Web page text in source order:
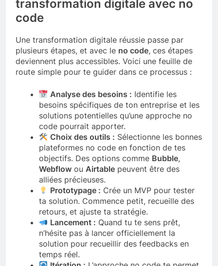
transformation digitale avec no
code
Une transformation digitale réussie passe par
plusieurs étapes, et avec le no code, ces étapes
deviennent plus accessibles. Voici une feuille de
route simple pour te guider dans ce processus :
Analyse des besoins : Identifie les
besoins spécifiques de ton entreprise et les
solutions potentielles qu’une approche no
code pourrait apporter.
Choix des outils : Sélectionne les bonnes
plateformes no code en fonction de tes
objectifs. Des options comme Bubble,
Webflow ou Airtable peuvent être des
alliées précieuses.
Prototypage : Crée un MVP pour tester
ta solution. Commence petit, recueille des
retours, et ajuste ta stratégie.
Lancement : Quand tu te sens prêt,
n’hésite pas à lancer officiellement la
solution pour recueillir des feedbacks en
temps réel.